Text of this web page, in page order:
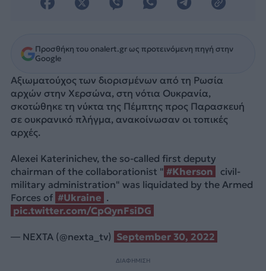
Προσθήκη του onalert.gr ως προτεινόμενη πηγή στην
Google
Αξιωματούχος των διορισμένων από τη Ρωσία
αρχών στην Χερσώνα, στη νότια Ουκρανία,
σκοτώθηκε τη νύκτα της Πέμπτης προς Παρασκευή
σε ουκρανικό πλήγμα, ανακοίνωσαν οι τοπικές
αρχές.
Alexei Katerinichev, the so-called first deputy
chairman of the collaborationist " #Kherson
civil-
military administration" was liquidated by the Armed
Forces of #Ukraine .
pic.twitter.com/CpQynFsiDG
— NEXTA (@nexta_tv) September 30, 2022
ΔΙΑΦΗΜΙΣΗ